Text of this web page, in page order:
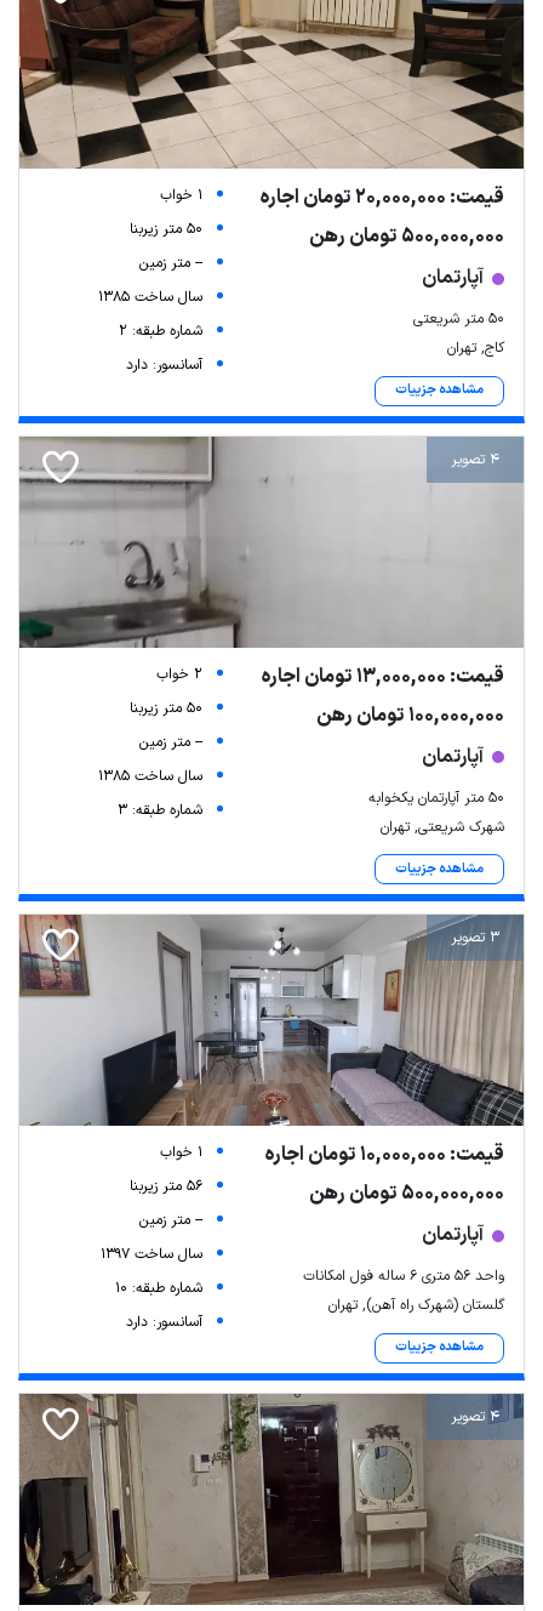
قیمت: 20,000,000 تومان اجاره
500,000,000 تومان رهن
آپارتمان
۵۰ متر شریعتی
کاج, تهران
مشاهده جزییات
1 خواب
50 متر زیربنا
-- متر زمین
سال ساخت 1385
شماره طبقه: 2
آسانسور: دارد
4 تصویر
قیمت: 13,000,000 تومان اجاره
100,000,000 تومان رهن
آپارتمان
50 متر آپارتمان یکخوابه
شهرک شریعتی, تهران
مشاهده جزییات
2 خواب
50 متر زیربنا
-- متر زمین
سال ساخت 1385
شماره طبقه: 3
3 تصویر
قیمت: 10,000,000 تومان اجاره
500,000,000 تومان رهن
آپارتمان
واحد ۵۶ متری ۶ ساله فول امکانات
گلستان (شهرک راه آهن), تهران
مشاهده جزییات
1 خواب
56 متر زیربنا
-- متر زمین
سال ساخت 1397
شماره طبقه: 10
آسانسور: دارد
4 تصویر